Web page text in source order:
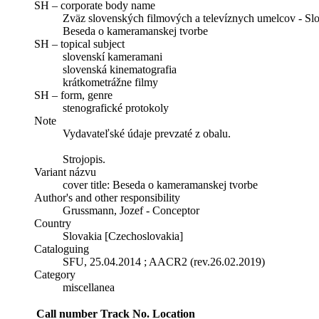
SH – corporate body name
Zväz slovenských filmových a televíznych umelcov -
Beseda o kameramanskej tvorbe
SH – topical subject
slovenskí kameramani
slovenská kinematografia
krátkometrážne filmy
SH – form, genre
stenografické protokoly
Note
Vydavateľské údaje prevzaté z obalu.
Strojopis.
Variant názvu
cover title: Beseda o kameramanskej tvorbe
Author's and other responsibility
Grussmann, Jozef - Conceptor
Country
Slovakia [Czechoslovakia]
Cataloguing
SFU, 25.04.2014 ; AACR2 (rev.26.02.2019)
Category
miscellanea
Call number Track No. Location